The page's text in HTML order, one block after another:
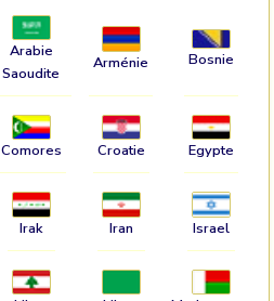
Arabie
Saoudite
Arménie Bosnie
Comores Croatie Egypte
Irak Iran Israel